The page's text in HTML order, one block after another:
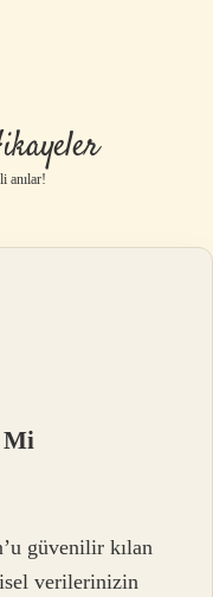
anılar!
Mi
güvenilir kılan
verilerinizin